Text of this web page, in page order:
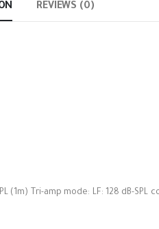
REVIEWS (0)
(1m) Tri-amp mode: LF: 128 dB-SPL